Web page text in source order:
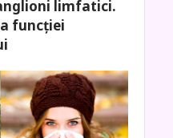
limfatici.
funcției